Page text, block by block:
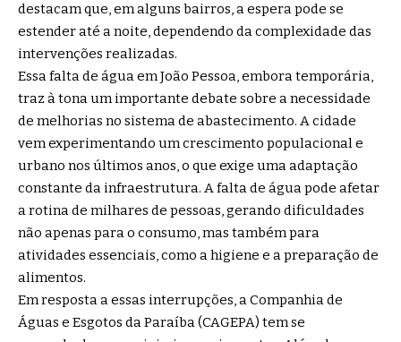
destacam que, em alguns bairros, a espera pode se
estender até a noite, dependendo da complexidade das
intervenções realizadas.
Essa falta de água em João Pessoa, embora temporária,
traz à tona um importante debate sobre a necessidade
de melhorias no sistema de abastecimento. A cidade
vem experimentando um crescimento populacional e
urbano nos últimos anos, o que exige uma adaptação
constante da infraestrutura. A falta de água pode afetar
a rotina de milhares de pessoas, gerando dificuldades
não apenas para o consumo, mas também para
atividades essenciais, como a higiene e a preparação de
alimentos.
Em resposta a essas interrupções, a Companhia de
Águas e Esgotos da Paraíba (CAGEPA) tem se